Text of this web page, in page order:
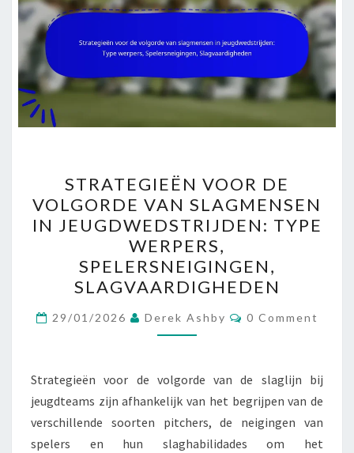
VOOR
DE
VOLGORDE
VAN
SLAGMENSEN
IN
JEUGDWEDSTRIJDEN:
TYPE
SPELERSNEIGINGEN,
SLAGVAARDIGHEDEN
STRATEGIEËN VOOR DE
VOLGORDE VAN SLAGMENSEN
IN JEUGDWEDSTRIJDEN: TYPE
WERPERS,
SPELERSNEIGINGEN,
SLAGVAARDIGHEDEN
29/01/2026 Derek Ashby Comments
0 Comment
Strategieën voor de volgorde van de slaglijn bij
jeugdteams zijn afhankelijk van het begrijpen van de
verschillende soorten pitchers, de neigingen van
spelers en hun slaghabilidades om het